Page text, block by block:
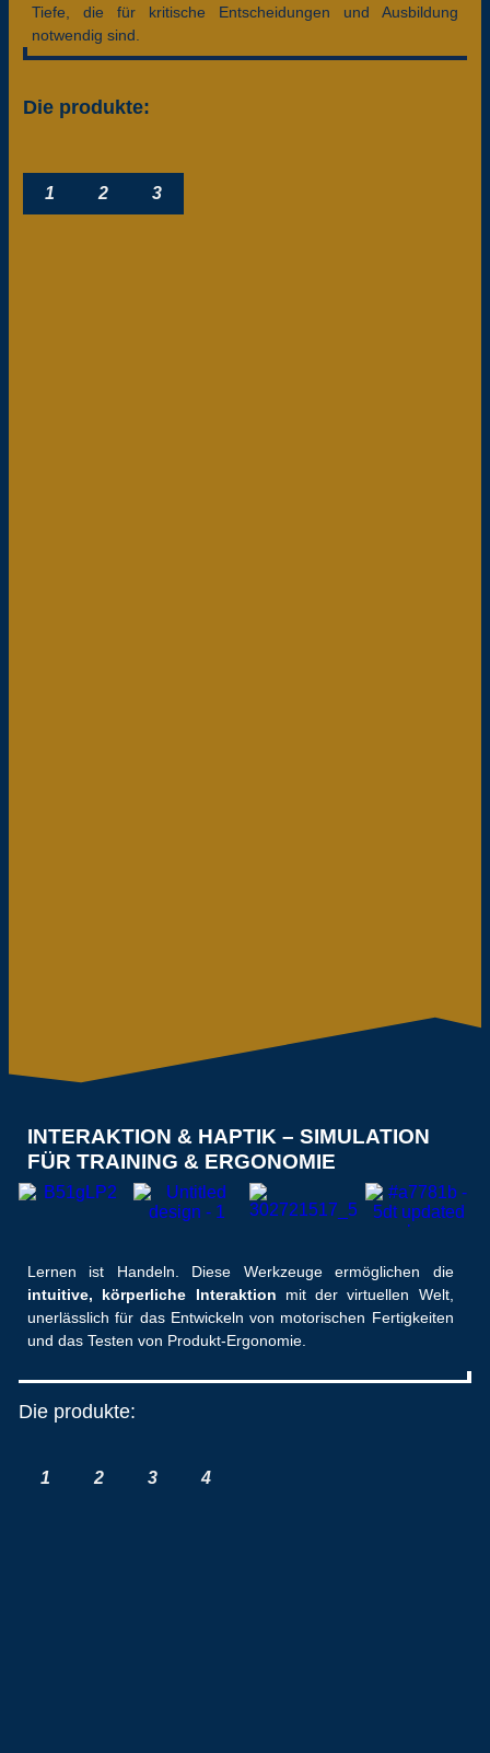
Tiefe, die für kritische Entscheidungen und Ausbildung
notwendig sind.
Die produkte:
1 2 3
INTERAKTION & HAPTIK – SIMULATION
FÜR TRAINING & ERGONOMIE
Lernen ist Handeln. Diese Werkzeuge ermöglichen die
intuitive, körperliche Interaktion mit der virtuellen Welt,
unerlässlich für das Entwickeln von motorischen Fertigkeiten
und das Testen von Produkt-Ergonomie.
Die produkte:
1 2 3 4